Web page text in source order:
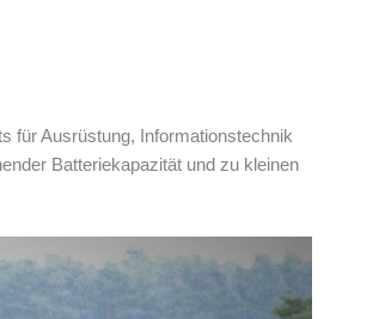
für Ausrüstung, Informationstechnik
Batteriekapazität und zu kleinen